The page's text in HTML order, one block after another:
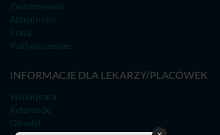
Zastosowania
Aktualności
Prasa
Polityka cookies
INFORMACJE DLA LEKARZY/PLACÓWEK
Współpraca
Referencje
Ośrodki